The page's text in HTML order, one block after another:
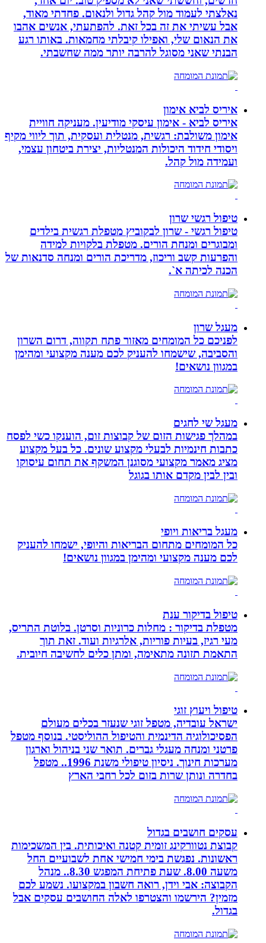
נאלצתי לעמוד מול קהל גדול ולנאום. פחדתי מאוד,
אבל עשיתי את זה בכל זאת. להפתעתי, אנשים אהבו
את הנאום שלי, ואפילו קיבלתי מחמאות. באותו רגע
הבנתי שאני מסוגל להרבה יותר ממה שחשבתי.
איריס לביא אימון
איריס לביא - אימון עיסקי מודיעין. מעניקה חוויית
אימון משולבת: רגשית, מנטלית ועסקית, תוך ליווי מקיף
ויסודי חידוד היכולות המנטליות, יצירת ביטחון עצמי,
ועמידה מול קהל.
טיפול רגשי שרון
טיפול רגשי - שרון לבקוביץ מטפלת רגשית בילדים
ומבוגרים ומנחת הורים. מטפלת בלקויות למידה
והפרעות קשב וריכוז, מדריכת הורים ומנחה סדנאות של
הכנה לכיתה א`.
מעגל שרון
לפניכם כל המומחים מאזור פתח תקווה, דרום השרון
והסביבה, שישמחו להעניק לכם מענה מקצועי ומהימן
במגוון נושאים!
מעגל שי לחגים
במהלך פגישות הזום של קבוצות זום, הוענקו כשי לפסח
כתבות חינמיות לבעלי מקצוע שונים. כל בעל מקצוע
מציג מאמר מקצועי מסוגנן המשקף את תחום עיסוקו
ובין לבין מקדם אותו בגוגל
מעגל בריאות ויופי
כל המומחים מתחום הבריאות והיופי, ישמחו להעניק
לכם מענה מקצועי ומהימן במגוון נושאים!
טיפול בדיקור ענת
מטפלת בדיקור : מחלות כרוניות וסרטן. בלוטת התריס,
מעי רגיז, בעיות פוריות, אלרגיות ועוד. זאת תוך
התאמת תזונה מתאימה, ומתן כלים לחשיבה חיובית.
טיפול ויעוץ זוגי
ישראל עובדיה, מטפל זוגי שנעזר בכלים מעולם
הפסיכולוגיה הדינמית והטיפול ההוליסטי. בנוסף מטפל
פרטני ומנחה מעגלי גברים. תואר שני בניהול וארגון
מערכות חינוך. ניסיון טיפולי משנת 1996.. מטפל
בחדרה ונותן שרות בזום לכל רחבי הארץ
עסקים חושבים בגדול
קבוצת נטוורקינג זומית קטנה ואיכותית. בין המשכימות
ראשונות. נפגשת בימי חמישי אחת לשבועיים החל
משעה 8.00. שעת פתיחת המפגש 8.30.. מנהל
הקבוצה: אבי וידן, רואה חשבון במקצועו. נשמע לכם
מזמין? הירשמו והצטרפו לאלה החושבים עסקים אבל
בגדול.